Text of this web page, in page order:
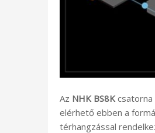
Az NHK BS8K
elérhető ebben a
térhangzással